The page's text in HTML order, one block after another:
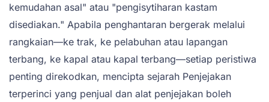
kemudahan asal" atau "pengisytiharan kastam
disediakan." Apabila penghantaran bergerak melalui
rangkaian—ke trak, ke pelabuhan atau lapangan
terbang, ke kapal atau kapal terbang—setiap peristiwa
penting direkodkan, mencipta sejarah Penjejakan
terperinci yang penjual dan alat penjejakan boleh